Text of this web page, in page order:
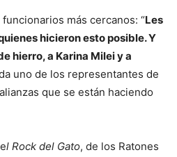
más cercanos: “Les
hicieron esto posible. Y
hierro, a Karina Milei y a
uno de los representantes de
que se están haciendo
l Rock del Gato, de los Ratones